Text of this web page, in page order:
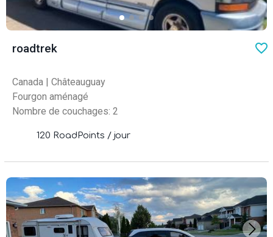
roadtrek
Canada | Châteauguay
Fourgon aménagé
Nombre de couchages: 2
120 RoadPoints / jour